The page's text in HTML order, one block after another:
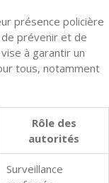
présence policière
prévenir et de
à garantir un
tous, notamment
Rôle des
autorités
Surveillance